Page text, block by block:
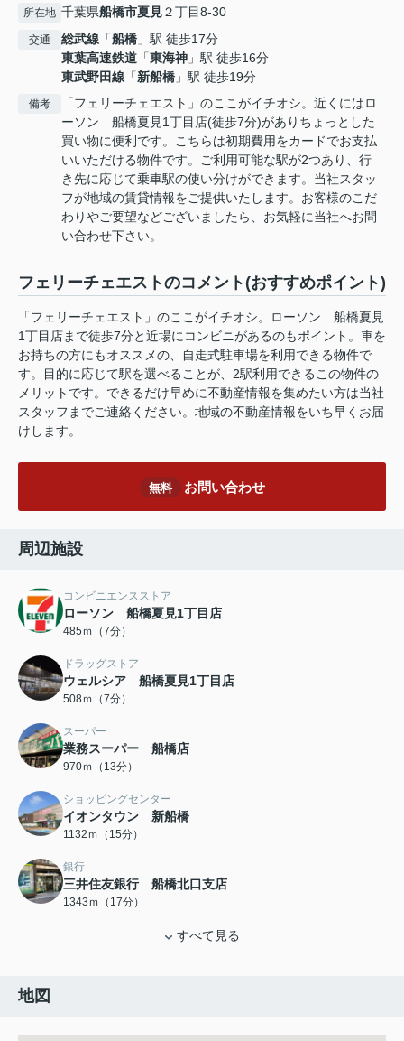
所在地 千葉県船橋市夏見２丁目8-30
交通 総武線 「船橋 」駅 徒歩17分
東葉高速鉄道 「東海神 」駅 徒歩16分
東武野田線 「新船橋 」駅 徒歩19分
備考
「フェリーチェエスト」のここがイチオシ。近くにはロ
ーソン 船橋夏見1丁目店(徒歩7分)がありちょっとした
買い物に便利です。こちらは初期費用をカードでお支払
いいただける物件です。ご利用可能な駅が2つあり、行
き先に応じて乗車駅の使い分けができます。当社スタッ
フが地域の賃貸情報をご提供いたします。お客様のこだ
わりやご要望などございましたら、お気軽に当社へお問
い合わせ下さい。
フェリーチェエストのコメント(おすすめポイント)
「フェリーチェエスト」のここがイチオシ。ローソン 船橋夏見
1丁目店まで徒歩7分と近場にコンビニがあるのもポイント。車を
お持ちの方にもオススメの、自走式駐車場を利用できる物件で
す。目的に応じて駅を選べることが、2駅利用できるこの物件の
メリットです。できるだけ早めに不動産情報を集めたい方は当社
スタッフまでご連絡ください。地域の不動産情報をいち早くお届
けします。
無料 お問い合わせ
周辺施設
コンビニエンスストア
ローソン 船橋夏見1丁目店
485ｍ（7分）
ドラッグストア
ウェルシア 船橋夏見1丁目店
508ｍ（7分）
スーパー
業務スーパー 船橋店
970ｍ（13分）
ショッピングセンター
イオンタウン 新船橋
1132ｍ（15分）
銀行
三井住友銀行 船橋北口支店
1343ｍ（17分）
すべて見る
地図